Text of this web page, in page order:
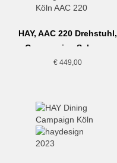
HAY, AAC 220 Drehstuhl,
Cremeweiss-Schwarz
€449,00